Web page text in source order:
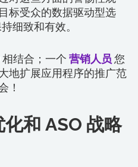
标受众的数据驱动型选
细致和有效。
相结合；一个 营销人员 您
地扩展应用程序的推广范
！
和 ASO 战略